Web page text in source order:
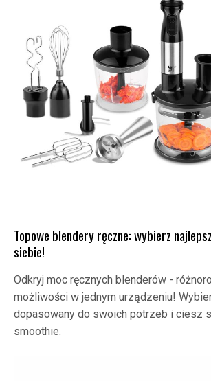
Topowe blendery ręczne: wybierz
siebie!
Odkryj moc ręcznych blenderów -
możliwości w jednym urządzeniu!
dopasowany do swoich potrzeb i ciesz
smoothie.